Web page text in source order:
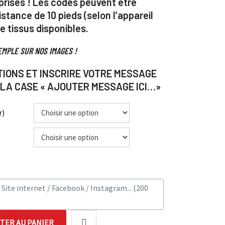
de 10 pieds (selon l’appareil
tissus disponibles.
SUR NOS IMAGES !
ET INSCRIRE VOTRE MESSAGE
CASE « AJOUTER MESSAGE ICI…»
AU PANIER